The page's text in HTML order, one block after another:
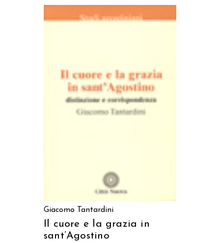
AGGIUNGI AL CARRELLO
Giacomo Tantardini
Il cuore e la grazia in
sant’Agostino